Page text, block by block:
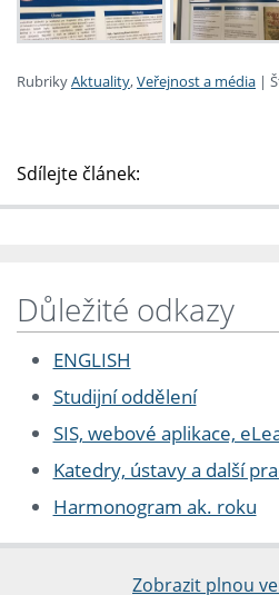
RubrikyAktuality,Veřejnost a média |
Sdílejte článek:
Důležité odkazy
ENGLISH
Studijní oddělení
SIS, webové aplikace,
Katedry, ústavy a další
Harmonogram ak. roku
Zobrazit plnou